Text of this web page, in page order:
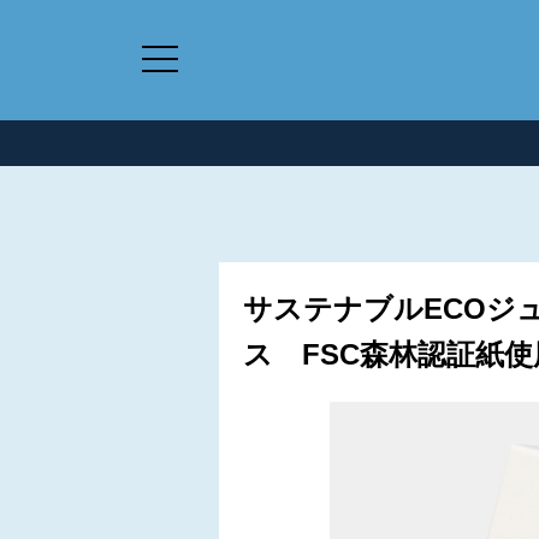
サステナブルECOジ
ス FSC森林認証紙